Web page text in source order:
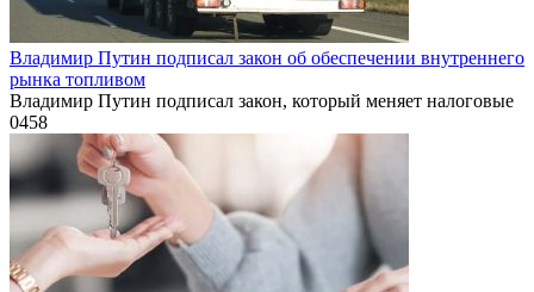
Владимир Путин подписал закон об обеспечении внутреннего
рынка топливом
Владимир Путин подписал закон, который меняет налоговые
0458